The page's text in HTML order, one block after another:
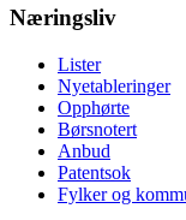
Næringsliv
Lister
Nyetableringer
Opphørte
Børsnotert
Anbud
Patentsok
Fylker og